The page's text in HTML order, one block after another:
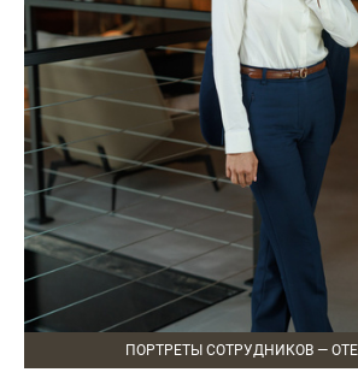
ПОРТРЕТЫ СОТРУДНИКОВ —